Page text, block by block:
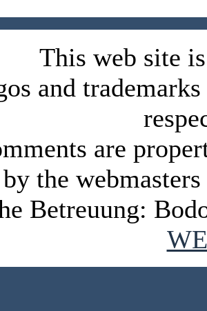
This web site
and
are
the
Betreuung: